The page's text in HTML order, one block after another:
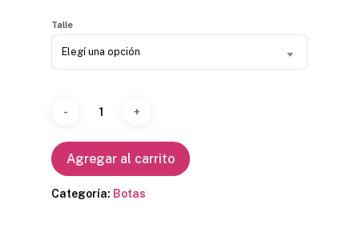
Talle
Elegí una opción
Agregar al carrito
Categoría: Botas